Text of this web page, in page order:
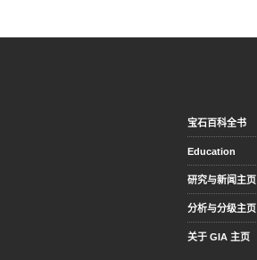
宝石百科全书
Education
研究与新闻主页
分析与分级主页
关于 GIA 主页